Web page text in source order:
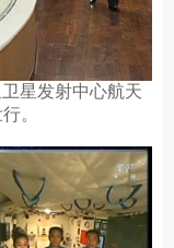
星发射中心航天
。